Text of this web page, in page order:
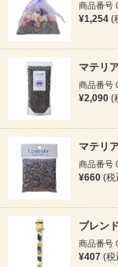
商品番号
¥1,254 (
マテリ
商品番号
¥2,090 (
マテリ
商品番号
¥660 (税
ブレン
商品番号
¥407 (税